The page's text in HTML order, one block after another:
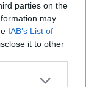
parties on the
may
IAB’s List of
it to other
more Google